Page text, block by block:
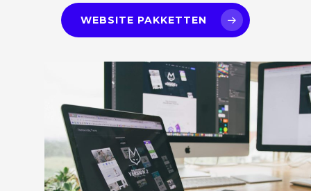
WEBSITE PAKKETTEN